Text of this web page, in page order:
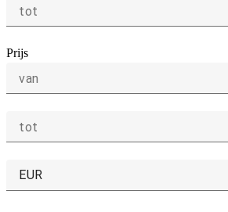
tot
Prijs
van
tot
EUR